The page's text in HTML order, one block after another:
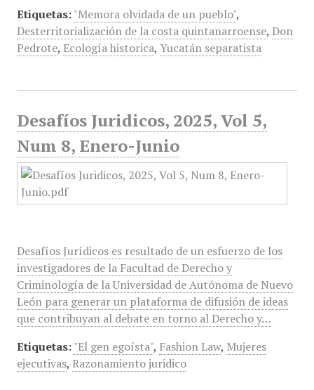
Etiquetas: "Memora olvidada de un pueblo",
Desterritorialización de la costa quintanarroense, Don
Pedrote, Ecología historica, Yucatán separatista
Desafíos Juridicos, 2025, Vol 5,
Num 8, Enero-Junio
Desafíos Jurídicos es resultado de un esfuerzo de los
investigadores de la Facultad de Derecho y
Criminología de la Universidad de Autónoma de Nuevo
León para generar un plataforma de difusión de ideas
que contribuyan al debate en torno al Derecho y…
Etiquetas: "El gen egoísta", Fashion Law, Mujeres
ejecutivas, Razonamiento juridico